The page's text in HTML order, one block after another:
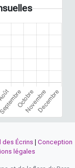
des Écrins
Conception
légales